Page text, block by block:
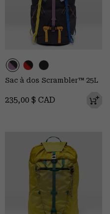
Sac à dos Scrambler™ 25L
Regular price:
235,00 $ CAD